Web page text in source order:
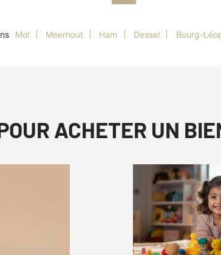
Mol Meerhout Ham Dessel Bourg-
ACHETER UN